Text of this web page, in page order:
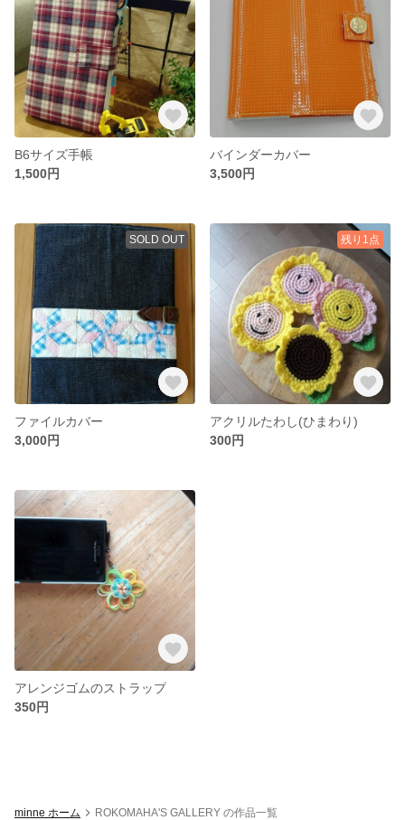
B6サイズ手帳
1,500円
バインダーカバー
3,500円
SOLD OUT
ファイルカバー
3,000円
残り1点
アクリルたわし(ひまわり)
300円
アレンジゴムのストラップ
350円
minne ホーム ROKOMAHA'S GALLERY の作品一覧